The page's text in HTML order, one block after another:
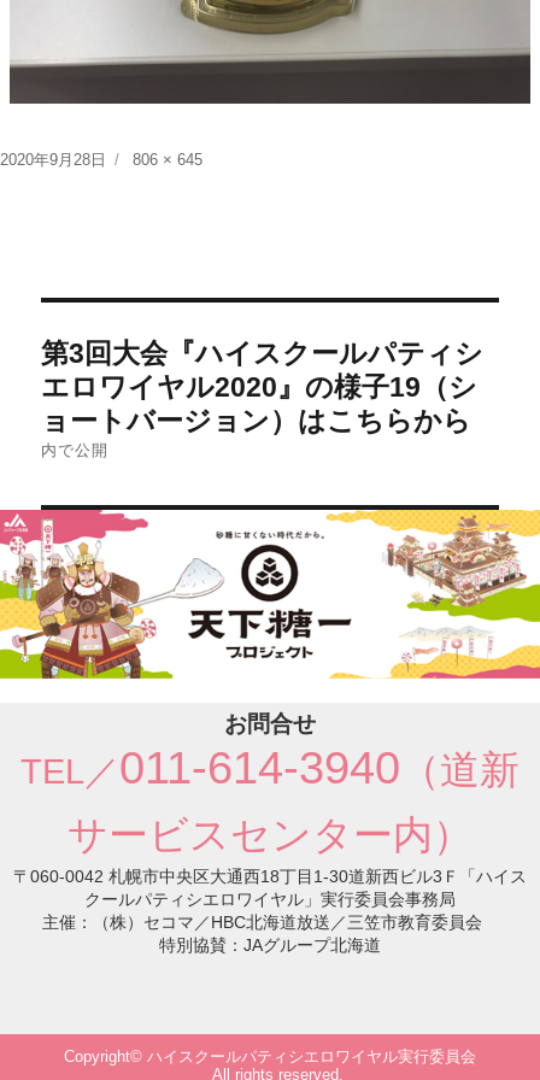
投
2020年9月28日
フ
806 × 645
稿
ナ
ビ
ー
シ
ョ
ン
第3回大会『ハイスクールパティシ
エロワイヤル2020』の様子19（シ
ョートバージョン）はこちらから
内で公開
お問合せ
TEL／011-614-3940 （道新
サービスセンター内）
〒060-0042 札幌市中央区大通西18丁目1-30道新西ビル3Ｆ「ハイス
クールパティシエロワイヤル」実行委員会事務局
主催：（株）セコマ／HBC北海道放送／三笠市教育委員会
特別協賛：JAグループ北海道
Copyright© ハイスクールパティシエロワイヤル実行委員会
All rights reserved.